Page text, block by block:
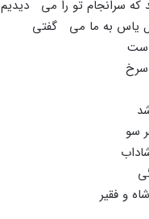
سرانجام تو را مى دیدیم
یاس به ما مى گفتى
سو
و فقیر